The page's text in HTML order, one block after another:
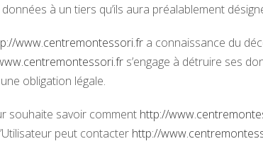
à un tiers qu’ils aura préalablement
www.centremontessori.fr a connaissance du
s’engage à détruire ses
obligation légale.
souhaite savoir comment http://
peut contacter http://